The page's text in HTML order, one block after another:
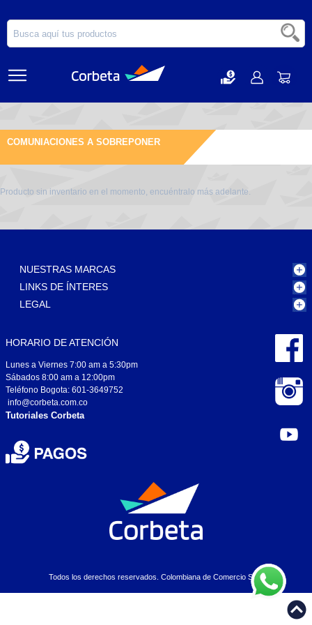
COMUNIACIONES A SOBREPONER
Producto sin inventario en el momento, encuéntralo más adelante.
NUESTRAS MARCAS
LINKS DE ÍNTERES
LEGAL
HORARIO DE ATENCIÓN
Lunes a Viernes 7:00 am a 5:30pm
Sábados 8:00 am a 12:00pm
Teléfono Bogota: 601-3649752
info@corbeta.com.co
Tutoriales Corbeta
Todos los derechos reservados. Colombiana de Comercio S.A..